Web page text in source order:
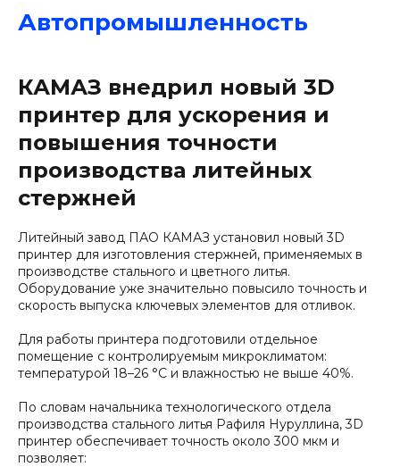
Автопромышленность
КАМАЗ внедрил новый 3D
принтер для ускорения и
повышения точности
производства литейных
стержней
Литейный завод ПАО КАМАЗ установил новый 3D
принтер для изготовления стержней, применяемых в
производстве стального и цветного литья.
Оборудование уже значительно повысило точность и
скорость выпуска ключевых элементов для отливок.
Для работы принтера подготовили отдельное
помещение с контролируемым микроклиматом:
температурой 18–26 °C и влажностью не выше 40%.
По словам начальника технологического отдела
производства стального литья Рафиля Нуруллина, 3D
принтер обеспечивает точность около 300 мкм и
позволяет: